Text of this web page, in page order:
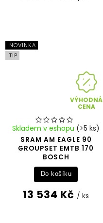
NOVINKA
TIP
VÝHODNÁ
CENA
SRAM AM EAGLE 90
GROUPSET EMTB 170
BOSCH
Skladem v eshopu (>5 ks)
13 534 Kč / ks
Do košíku